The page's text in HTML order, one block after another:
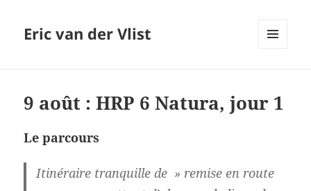
Eric van der Vlist
9 août : HRP 6 Natura, jour 1
Le parcours
Itinéraire tranquille de » remise en route